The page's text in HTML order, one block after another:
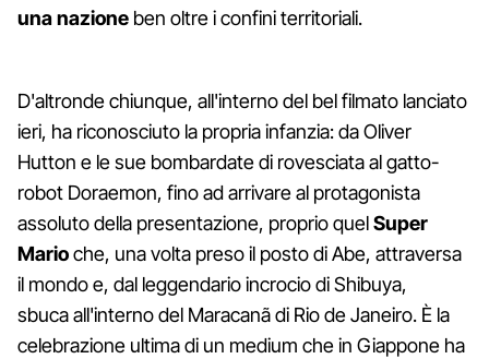
una nazione ben oltre i confini territoriali.
D'altronde chiunque, all'interno del bel filmato lanciato
ieri, ha riconosciuto la propria infanzia: da Oliver
Hutton e le sue bombardate di rovesciata al gatto-
robot Doraemon, fino ad arrivare al protagonista
assoluto della presentazione, proprio quelSuper
Marioche, una volta preso il posto di Abe, attraversa
il mondo e, dal leggendario incrocio di Shibuya,
sbuca all'interno del Maracanã di Rio de Janeiro. È la
celebrazione ultima di un medium che in Giappone ha